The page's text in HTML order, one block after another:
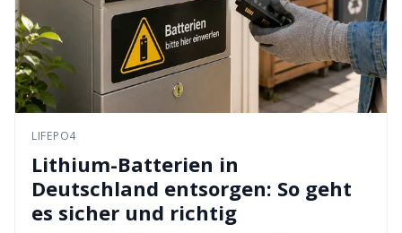
LIFEPO4
Lithium-Batterien in
Deutschland entsorgen: So geht
es sicher und richtig